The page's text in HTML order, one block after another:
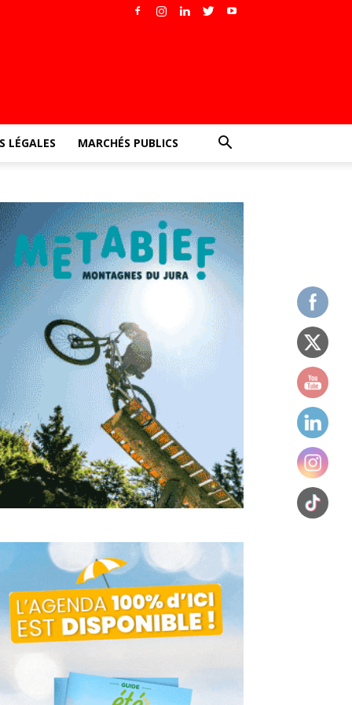
LÉGALES MARCHÉS PUBLICS